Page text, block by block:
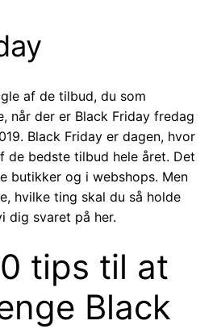
af de tilbud, du som
når der er Black Friday fredag
Black Friday er dagen, hvor
de bedste tilbud hele året. Det
butikker og i webshops. Men
hvilke ting skal du så holde
dig svaret på her.
tips til at
Black